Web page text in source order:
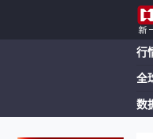
行
全
数